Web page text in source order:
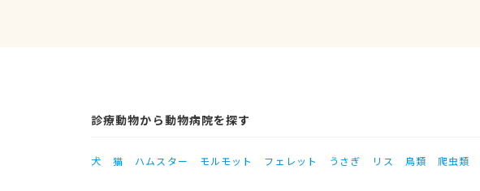
診療動物から動物病院を探す
犬 猫 ハムスター モルモット フェレット うさぎ リス 鳥類 爬虫類